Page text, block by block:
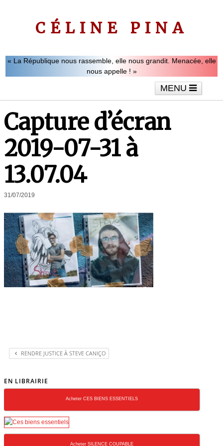
CÉLINE PINA
« La République nous rassemble, elle nous grandit. Menacée, elle
nous appelle ! »
MENU
Interviews Vidéos Articles
Capture d’écran
2019-07-31 à
13.07.04
31/07/2019
RENDRE JUSTICE À STEVE CANIÇO
EN LIBRAIRIE
Acheter CES BIENS ESSENTIELS
Acheter SILENCE COUPABLE